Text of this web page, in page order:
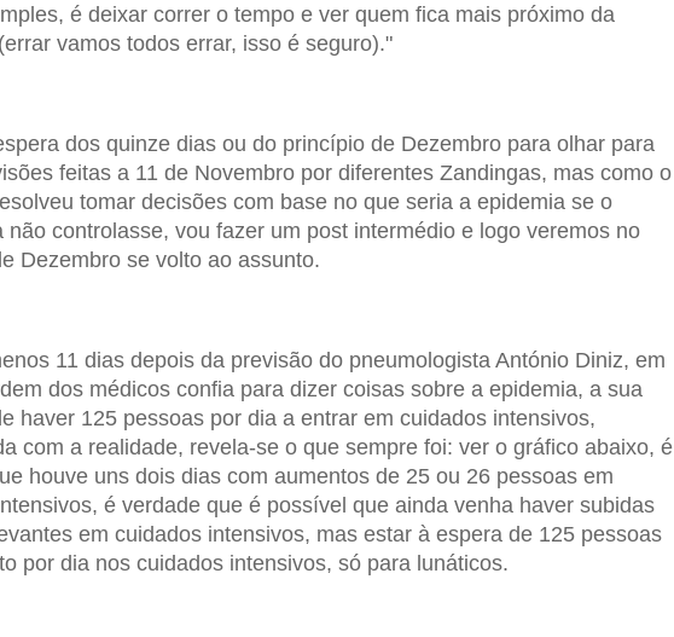
é deixar correr o tempo e ver quem fica mais próximo da
vamos todos errar, isso é seguro)."
dos quinze dias ou do princípio de Dezembro para olhar para
feitas a 11 de Novembro por diferentes Zandingas, mas como o
tomar decisões com base no que seria a epidemia se o
não controlasse, vou fazer um post intermédio e logo veremos no
Dezembro se volto ao assunto.
11 dias depois da previsão do pneumologista António Diniz, em
dos médicos confia para dizer coisas sobre a epidemia, a sua
haver 125 pessoas por dia a entrar em cuidados intensivos,
com a realidade, revela-se o que sempre foi: ver o gráfico abaixo, é
houve uns dois dias com aumentos de 25 ou 26 pessoas em
é verdade que é possível que ainda venha haver subidas
em cuidados intensivos, mas estar à espera de 125 pessoas
por dia nos cuidados intensivos, só para lunáticos.